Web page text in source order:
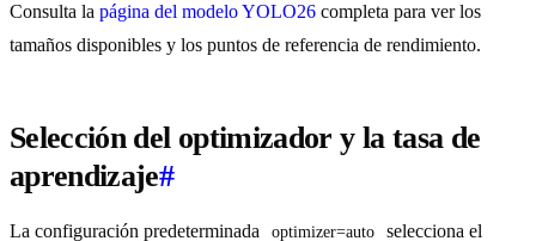
Consulta la página del modelo YOLO26 completa para ver los
tamaños disponibles y los puntos de referencia de rendimiento.
Selección del optimizador y la tasa de
aprendizaje#
La configuración predeterminada optimizer=auto
selecciona el